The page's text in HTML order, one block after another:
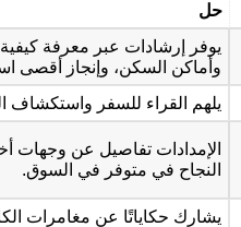
حل
يوفر إرشادات عبر معرفة
وأماكن السكن، وإنجاز أقصى
يلهم القراء للسفر واستكشاف
الإمدادات تفاصيل عن وجهات
النجاح في متوفر في السوق.
يشارك حكاياتًا عن مغامرات